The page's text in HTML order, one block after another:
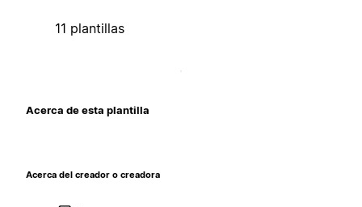
11 plantillas
Acerca de esta plantilla
Acerca del creador o creadora